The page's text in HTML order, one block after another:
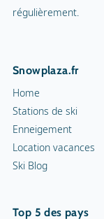
Stations de ski
Enneigement
Location vacances
Ski Blog